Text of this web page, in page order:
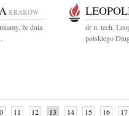
KRAKÓW
że dnia
dr n. tech.
polskiego
11 12 13 14 15 16 17